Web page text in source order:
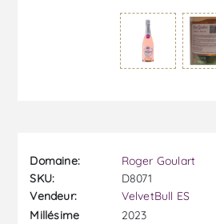
Domaine:
Roger Goulart
SKU:
D8071
Vendeur:
VelvetBull ES
Millésime
2023